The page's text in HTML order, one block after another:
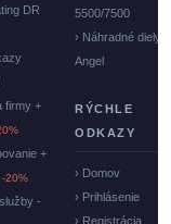
DR
firmy +
+
-20%
-
5500/7500
› Náhradné diely
Angel
RÝCHLE
ODKAZY
› Domov
› Prihlásenie
› Registrácia